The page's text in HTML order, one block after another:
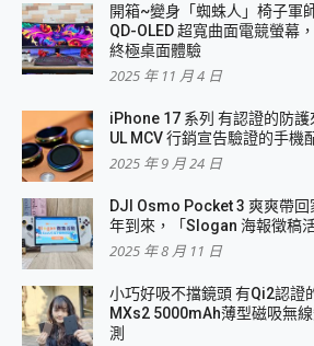
開箱~變身「蜘蛛人」椅子軍
QD-OLED 超寬曲面電競螢幕
終極桌面體驗
2025 年 11 月 4 日
iPhone 17 系列 有認證的防
UL MCV 行銷宣告驗證的手機
2025 年 9 月 24 日
DJI Osmo Pocket 3 爽爽帶回
年到來，「Slogan 海報徵稿
2025 年 8 月 11 日
小巧好吸不擋鏡頭 有Qi2認證
MXs2 5000mAh薄型磁吸無
測